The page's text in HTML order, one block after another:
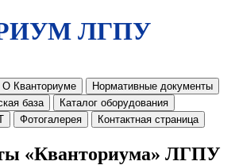
ЛГПУ
О Кванториуме
Нормативные документы
база
Каталог оборудования
Фотогалерея Контактная страница
«Кванториума» ЛГПУ